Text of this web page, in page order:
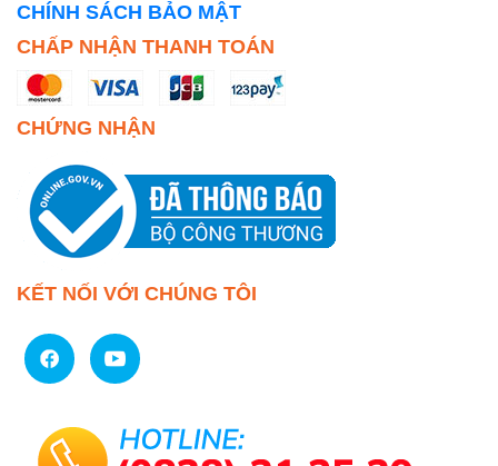
CHÍNH SÁCH BẢO MẬT
CHẤP NHẬN THANH TOÁN
CHỨNG NHẬN
KẾT NỐI VỚI CHÚNG TÔI